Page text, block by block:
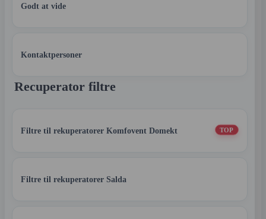
Godt at vide
Kontaktpersoner
Recuperator filtre
Filtre til rekuperatorer Komfovent Domekt TOP
Filtre til rekuperatorer Salda